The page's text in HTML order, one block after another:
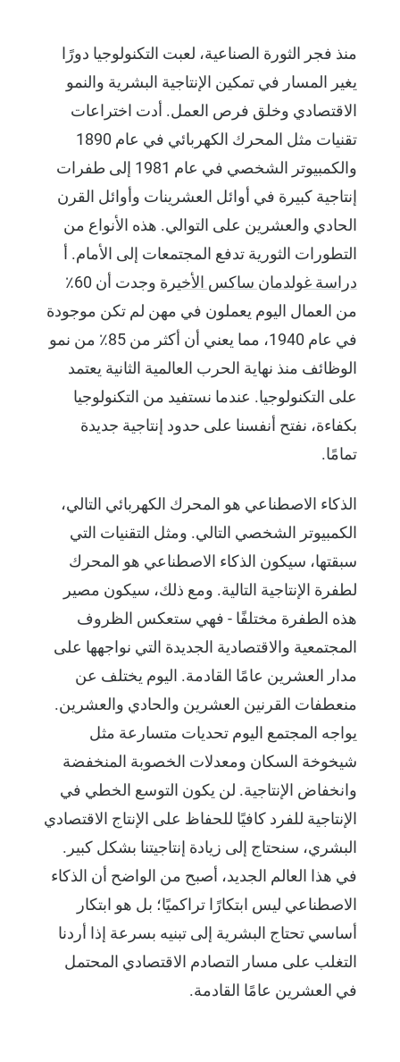
منذ فجر الثورة الصناعية، لعبت التكنولوجيا دورًا
يغير المسار في تمكين الإنتاجية البشرية والنمو
الاقتصادي وخلق فرص العمل. أدت اختراعات
تقنيات مثل المحرك الكهربائي في عام 1890
والكمبيوتر الشخصي في عام 1981 إلى طفرات
إنتاجية كبيرة في أوائل العشرينات وأوائل القرن
الحادي والعشرين على التوالي. هذه الأنواع من
التطورات الثورية تدفع المجتمعات إلى الأمام. أ
دراسة غولدمان ساكس الأخيرة
وجدت أن 60٪
من العمال اليوم يعملون في مهن لم تكن موجودة
في عام 1940، مما يعني أن أكثر من 85٪ من نمو
الوظائف منذ نهاية الحرب العالمية الثانية يعتمد
على التكنولوجيا. عندما نستفيد من التكنولوجيا
بكفاءة، نفتح أنفسنا على حدود إنتاجية جديدة
تمامًا.
الذكاء الاصطناعي هو المحرك الكهربائي التالي،
الكمبيوتر الشخصي التالي. ومثل التقنيات التي
سبقتها، سيكون الذكاء الاصطناعي هو المحرك
لطفرة الإنتاجية التالية. ومع ذلك، سيكون مصير
هذه الطفرة مختلفًا - فهي ستعكس الظروف
المجتمعية والاقتصادية الجديدة التي نواجهها على
مدار العشرين عامًا القادمة. اليوم يختلف عن
منعطفات القرنين العشرين والحادي والعشرين.
يواجه المجتمع اليوم تحديات متسارعة مثل
شيخوخة السكان ومعدلات الخصوبة المنخفضة
وانخفاض الإنتاجية. لن يكون التوسع الخطي في
الإنتاجية للفرد كافيًا للحفاظ على الإنتاج الاقتصادي
البشري، سنحتاج إلى زيادة إنتاجيتنا بشكل كبير.
في هذا العالم الجديد، أصبح من الواضح أن الذكاء
الاصطناعي ليس ابتكارًا تراكميًا؛ بل هو ابتكار
أساسي تحتاج البشرية إلى تبنيه بسرعة إذا أردنا
التغلب على مسار التصادم الاقتصادي المحتمل
في العشرين عامًا القادمة.